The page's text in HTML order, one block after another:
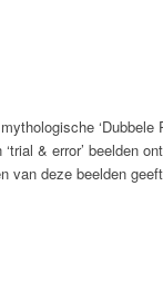
& error’ beelden
deze beelden